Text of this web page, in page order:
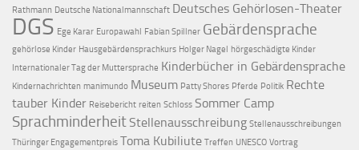
Rathmann Deutsche Nationalmannschaft Deutsches Gehörlosen-Theater
DGS Ege Karar Europawahl Fabian Spillner Gebärdensprache
gehörlose Kinder Hausgebärdensprachkurs Holger Nagel
hörgeschädigte Kinder
Internationaler Tag der Muttersprache Kinderbücher in Gebärdensprache
Kindernachrichten manimundo Museum Patty Shores Pferde Politik Rechte
tauber Kinder Reisebericht reiten Schloss Sommer Camp
Sprachminderheit Stellenausschreibung Stellenausschreibungen
Thüringer Engagementpreis Toma Kubiliute Treffen UNESCO Vortrag